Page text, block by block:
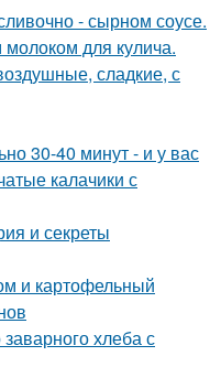
- сырном соусе.
молоком для кулича.
сладкие, с
30-40 минут - и у вас
калачики с
и секреты
и картофельный
хлеба с